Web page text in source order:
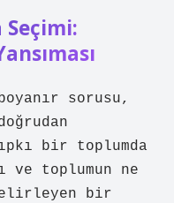
sorusu,
bir toplumda
ve toplumun ne
bir